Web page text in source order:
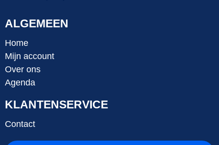
ALGEMEEN
Home
Mijn account
Over ons
Agenda
KLANTENSERVICE
Contact